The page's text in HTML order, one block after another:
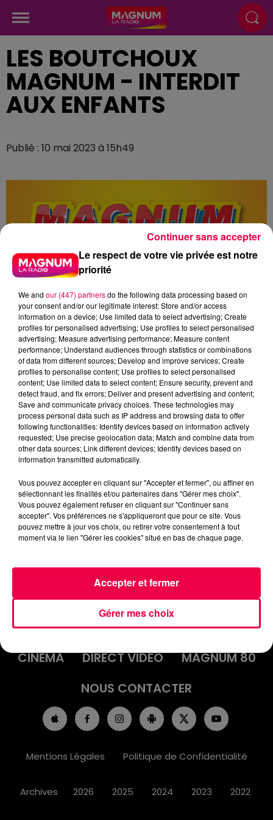
LES BOUTCHOUX
MAGNUM - INTERDIT
AUX ENFANTS
Publié : 10 mai 2023 à 15h49
podcasts/2023/05/Les-BoutChoux-Interdit-aux-
ACCUEIL INFOS
EMISSIONS
AGENDA
JEUX
PODCASTS
CINÉMA
DIRECT VIDÉO
MAGNUM 80
NOUS CONTACTER
Mentions Légales Politique de Confidentialité
Archives 2026 2025 2024 2023 2022
Le respect de votre vie privée est notre
priorité
We and our (447) partnersdo the following data processing based on
your consent and/or our legitimate interest: Store and/or access
information on a device; Use limited data to select advertising; Create
profiles for personalised advertising; Use profiles to select personalised
advertising; Measure advertising performance; Measure content
performance; Understand audiences through statistics or combinations
of data from different sources; Develop and improve services; Create
profiles to personalise content; Use profiles to select personalised
content; Use limited data to select content; Ensure security, prevent and
detect fraud, and fix errors; Deliver and present advertising and content;
Save and communicate privacy choices. These technologies may
process personal data such as IP address and browsing data to offer
following functionalities: Identify devices based on information actively
requested; Use precise geolocation data; Match and combine data from
other data sources; Link different devices; Identify devices based on
information transmitted automatically.
Vous pouvez accepter en cliquant sur "Accepter et fermer", ou affiner en
sélectionnant les finalités et/ou partenaires dans "Gérer mes choix".
Vous pouvez également refuser en cliquant sur "Continuer sans
accepter". Vos préférences ne s'appliqueront que pour ce site. Vous
pouvez mettre à jour vos choix, ou retirer votre consentement à tout
moment via le lien "Gérer les cookies" situé en bas de chaque page.
Gérer mes choix
Accepter et fermer
Continuer sans accepter